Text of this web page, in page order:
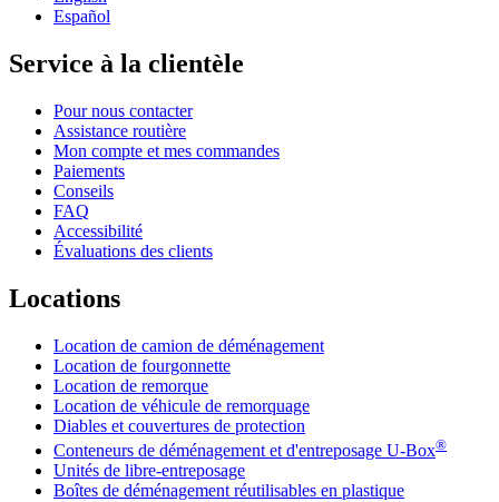
Español
Service à la clientèle
Pour nous contacter
Assistance routière
Mon compte et mes commandes
Paiements
Conseils
FAQ
Accessibilité
Évaluations des clients
Locations
Location de camion de déménagement
Location de fourgonnette
Location de remorque
Location de véhicule de remorquage
Diables et couvertures de protection
Conteneurs de déménagement et d'entreposage U-Box®
Unités de libre-entreposage
Boîtes de déménagement réutilisables en plastique